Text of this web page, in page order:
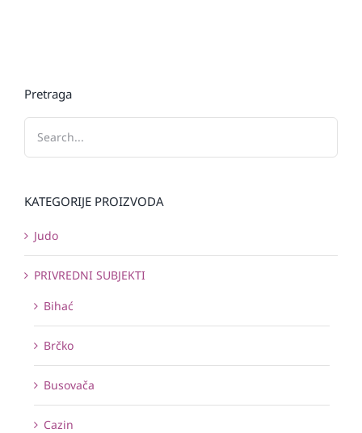
Pretraga
KATEGORIJE PROIZVODA
Judo
PRIVREDNI SUBJEKTI
Bihać
Brčko
Busovača
Cazin